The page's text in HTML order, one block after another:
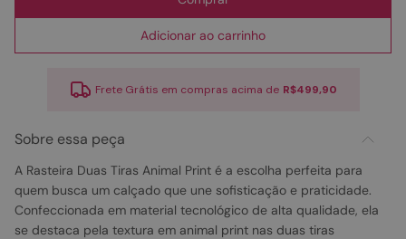
Adicionar ao carrinho
Frete Grátis em compras acima de R$499,90
Sobre essa peça
A Rasteira Duas Tiras Animal Print é a escolha perfeita para
quem busca um calçado que une sofisticação e praticidade.
Confeccionada em material tecnológico de alta qualidade, ela
se destaca pela textura em animal print nas duas tiras